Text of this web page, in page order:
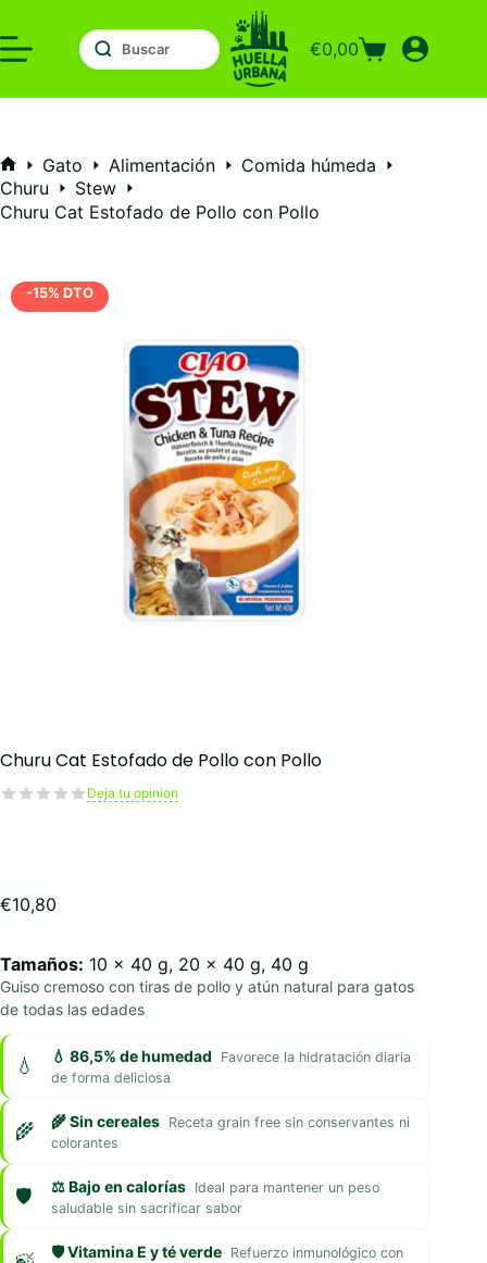
al
contenido
Carro
compra
€0,00
Inicio
Gato Alimentación
Comida húmeda
Churu
Stew
Churu Cat Estofado de Pollo con Pollo
-15% DTO
Churu Cat Estofado de Pollo con Pollo
Deja tu opinion
€10,80
Tamaños: 10 x 40 g, 20 x 40 g, 40 g
Guiso cremoso con tiras de pollo y atún natural para gatos
de todas las edades
💧 86,5% de humedad
Favorece la hidratación diaria
de forma deliciosa
🌾 Sin cereales Receta grain free sin conservantes ni
colorantes
⚖️ Bajo en calorías Ideal para mantener un peso
saludable sin sacrificar sabor
🛡️ Vitamina E y té verde Refuerzo inmunológico con